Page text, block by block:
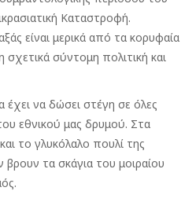
Καταστροφή.
είναι μερικά από τα κορυφαία
σύντομη πολιτική και
έχει να δώσει στέγη σε όλες
εθνικού μας δρυμού. Στα
το γλυκόλαλο πουλί της
τα σκάγια του μοιραίου